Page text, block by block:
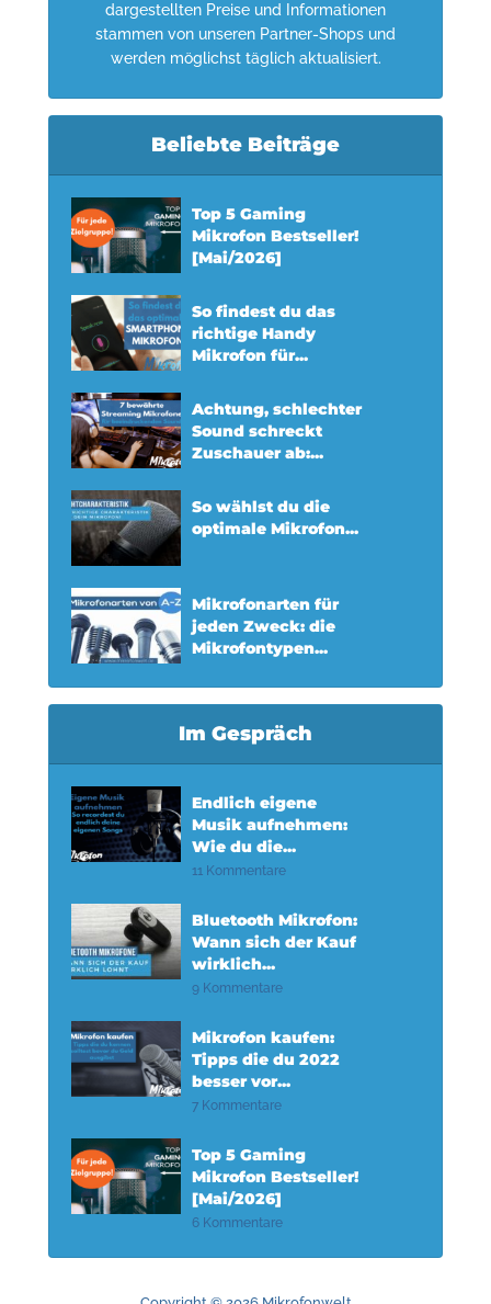
dargestellten Preise und Informationen
stammen von unseren Partner-Shops und
werden möglichst täglich aktualisiert.
Beliebte Beiträge
Top 5 Gaming
Mikrofon Bestseller!
[Mai/2026]
So findest du das
richtige Handy
Mikrofon für...
Achtung, schlechter
Sound schreckt
Zuschauer ab:...
So wählst du die
optimale Mikrofon...
Mikrofonarten für
jeden Zweck: die
Mikrofontypen...
Im Gespräch
Endlich eigene
Musik aufnehmen:
Wie du die...
11 Kommentare
Bluetooth Mikrofon:
Wann sich der Kauf
wirklich...
9 Kommentare
Mikrofon kaufen:
Tipps die du 2022
besser vor...
7 Kommentare
Top 5 Gaming
Mikrofon Bestseller!
[Mai/2026]
6 Kommentare